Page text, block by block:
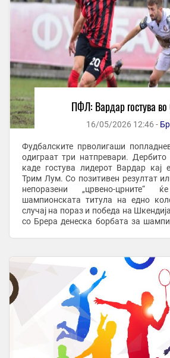
ПФЛ: Вардар гостува во
16/05/2026 12:46 -
Фудбалските прволигаши
одиграат три натпревари. Дербито
каде гостува лидерот Вардар кај
Трим Лум. Со позитивен резултат
непоразени „црвено-црните“
шампионската титула на едно
случај на пораз и победа на
со Брера денеска борбата за